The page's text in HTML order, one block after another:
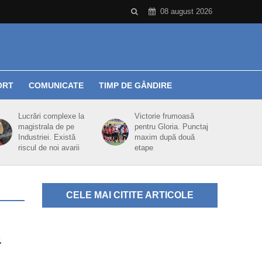
08 august 2026
COMUNICATE TIMP DE GÂNDIRE
Lucrări complexe la
magistrala de pe
Industriei. Există
riscul de noi avarii
Victorie frumoasă
pentru Gloria. Punctaj
maxim după două
etape
CELE MAI CITITE ARTICOLE